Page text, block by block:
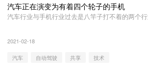
汽车正在演变为有着四个轮子的手机
汽车行业与手机行业过去是八竿子打不着的两个行
2021-02-18
汽车 自动驾驶 共享 技术